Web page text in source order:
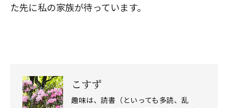
た先に私の家族が待っています。
こすず
趣味は、読書（といっても多読、乱